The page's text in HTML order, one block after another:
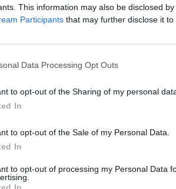
This information may also be disclosed
Participants that may further disclose it to
Data Processing Opt Outs
to opt-out of the Sharing of my personal
In
to opt-out of the Sale of my Personal Data.
In
to opt-out of processing my Personal Data
In